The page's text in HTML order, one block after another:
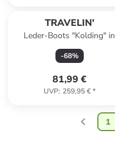
TRAVELIN'
Leder-Boots "Kolding" in
Schwarz
-68%
81,99 €
UVP: 259,95 €*
1